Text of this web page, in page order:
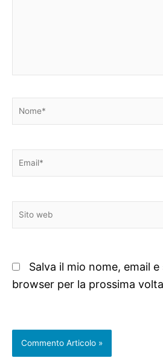
Nome*
Email*
Sito
web
Salva il mio nome, email
browser per la prossima